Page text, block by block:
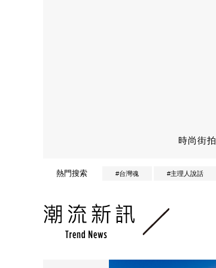
時尚街拍
熱門搜索 #台灣魂 #主理人說話